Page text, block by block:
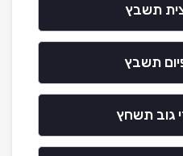
תשבץ
תשבץ
גוב תשחץ